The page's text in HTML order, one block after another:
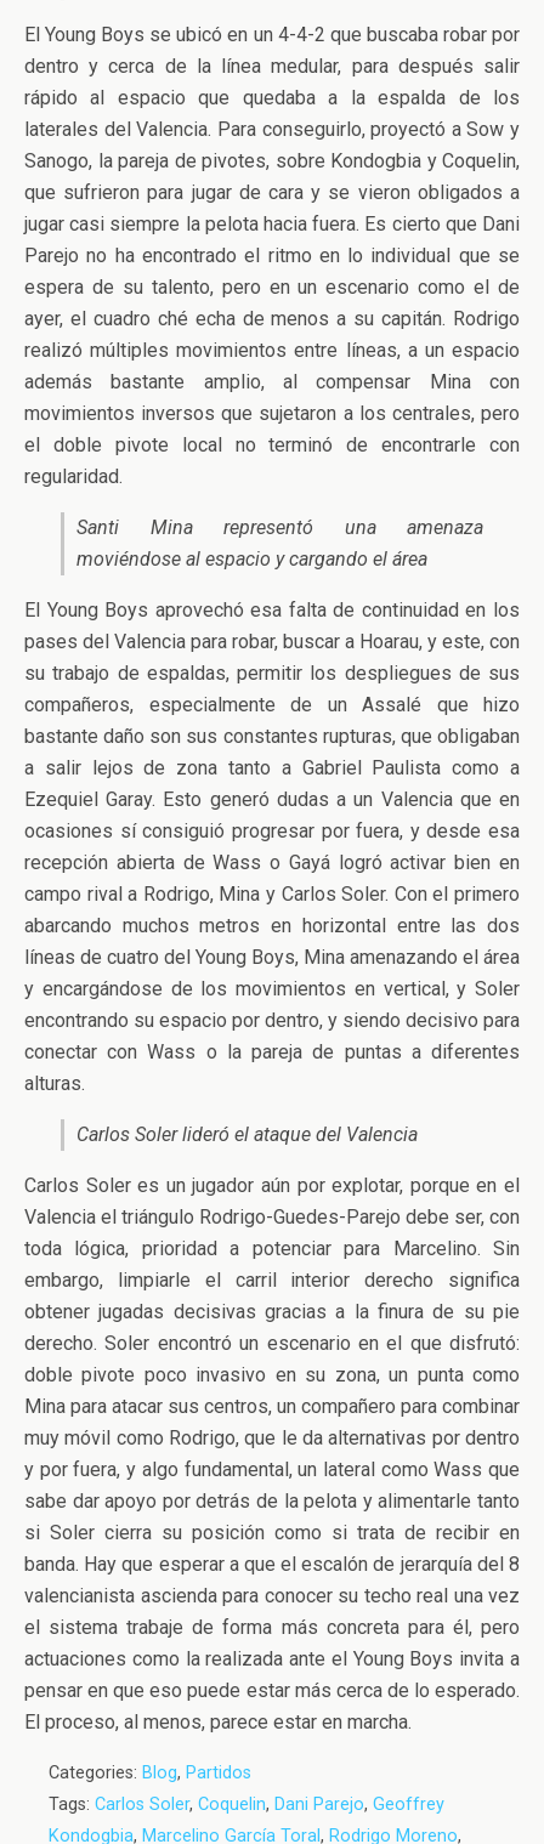
El Young Boys se ubicó en un 4-4-2 que buscaba robar por
dentro y cerca de la línea medular, para después salir
rápido al espacio que quedaba a la espalda de los
laterales del Valencia. Para conseguirlo, proyectó a Sow y
Sanogo, la pareja de pivotes, sobre Kondogbia y Coquelin,
que sufrieron para jugar de cara y se vieron obligados a
jugar casi siempre la pelota hacia fuera. Es cierto que Dani
Parejo no ha encontrado el ritmo en lo individual que se
espera de su talento, pero en un escenario como el de
ayer, el cuadro ché echa de menos a su capitán. Rodrigo
realizó múltiples movimientos entre líneas, a un espacio
además bastante amplio, al compensar Mina con
movimientos inversos que sujetaron a los centrales, pero
el doble pivote local no terminó de encontrarle con
regularidad.
Santi Mina representó una amenaza
moviéndose al espacio y cargando el área
El Young Boys aprovechó esa falta de continuidad en los
pases del Valencia para robar, buscar a Hoarau, y este, con
su trabajo de espaldas, permitir los despliegues de sus
compañeros, especialmente de un Assalé que hizo
bastante daño son sus constantes rupturas, que obligaban
a salir lejos de zona tanto a Gabriel Paulista como a
Ezequiel Garay. Esto generó dudas a un Valencia que en
ocasiones sí consiguió progresar por fuera, y desde esa
recepción abierta de Wass o Gayá logró activar bien en
campo rival a Rodrigo, Mina y Carlos Soler. Con el primero
abarcando muchos metros en horizontal entre las dos
líneas de cuatro del Young Boys, Mina amenazando el área
y encargándose de los movimientos en vertical, y Soler
encontrando su espacio por dentro, y siendo decisivo para
conectar con Wass o la pareja de puntas a diferentes
alturas.
Carlos Soler lideró el ataque del Valencia
Carlos Soler es un jugador aún por explotar, porque en el
Valencia el triángulo Rodrigo-Guedes-Parejo debe ser, con
toda lógica, prioridad a potenciar para Marcelino. Sin
embargo, limpiarle el carril interior derecho significa
obtener jugadas decisivas gracias a la finura de su pie
derecho. Soler encontró un escenario en el que disfrutó:
doble pivote poco invasivo en su zona, un punta como
Mina para atacar sus centros, un compañero para combinar
muy móvil como Rodrigo, que le da alternativas por dentro
y por fuera, y algo fundamental, un lateral como Wass que
sabe dar apoyo por detrás de la pelota y alimentarle tanto
si Soler cierra su posición como si trata de recibir en
banda. Hay que esperar a que el escalón de jerarquía del 8
valencianista ascienda para conocer su techo real una vez
el sistema trabaje de forma más concreta para él, pero
actuaciones como la realizada ante el Young Boys invita a
pensar en que eso puede estar más cerca de lo esperado.
El proceso, al menos, parece estar en marcha.
Categories: Blog, Partidos
Tags: Carlos Soler, Coquelin, Dani Parejo, Geoffrey
Kondogbia, Marcelino García Toral, Rodrigo Moreno,